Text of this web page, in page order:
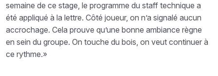
semaine de ce stage, le programme du staff technique a
été appliqué à la lettre. Côté joueur, on n’a signalé aucun
accrochage. Cela prouve qu’une bonne ambiance règne
en sein du groupe. On touche du bois, on veut continuer à
ce rythme.»